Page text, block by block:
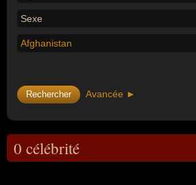
Sexe
Afghanistan
Avancée ►
0 célébrité